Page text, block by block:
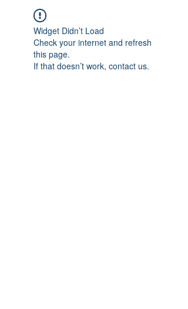
Widget Didn’t Load
Check your internet and refresh
this page.
If that doesn’t work, contact us.